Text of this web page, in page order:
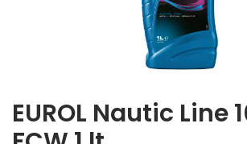
EUROL Nautic Line